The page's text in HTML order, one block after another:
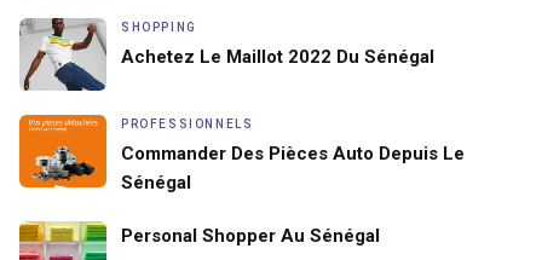
SHOPPING
Achetez Le Maillot 2022 Du Sénégal
PROFESSIONNELS
Commander Des Pièces Auto Depuis Le
Sénégal
Personal Shopper Au Sénégal